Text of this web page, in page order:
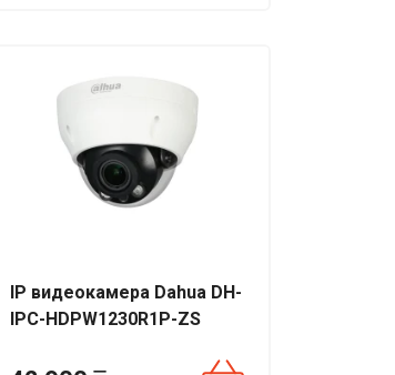
IP видеокамера Dahua DH-
IPC-HDPW1230R1P-ZS